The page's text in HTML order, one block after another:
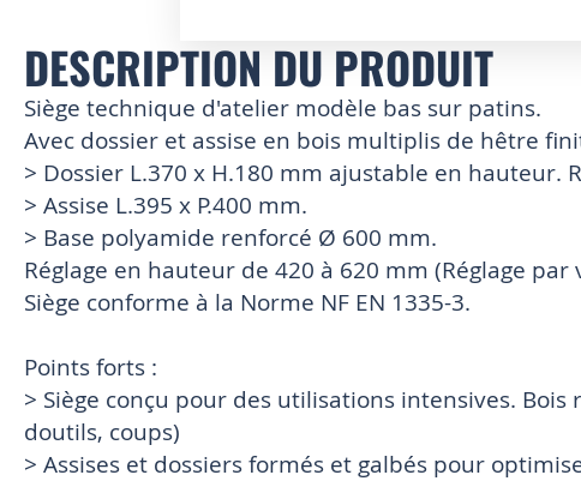
Skip
the
beginning
of
the
images
gallery
DESCRIPTION DU PRODUIT
Siège technique d'atelier modèle bas sur patins.
Avec dossier et assise en bois multiplis de hêtre
> Dossier L.370 x H.180 mm ajustable en hauteur.
> Assise L.395 x P.400 mm.
> Base polyamide renforcé Ø 600 mm.
Réglage en hauteur de 420 à 620 mm (Réglage
Siège conforme à la Norme NF EN 1335-3.
Points forts :
> Siège conçu pour des utilisations intensives.
doutils, coups)
> Assises et dossiers formés et galbés pour